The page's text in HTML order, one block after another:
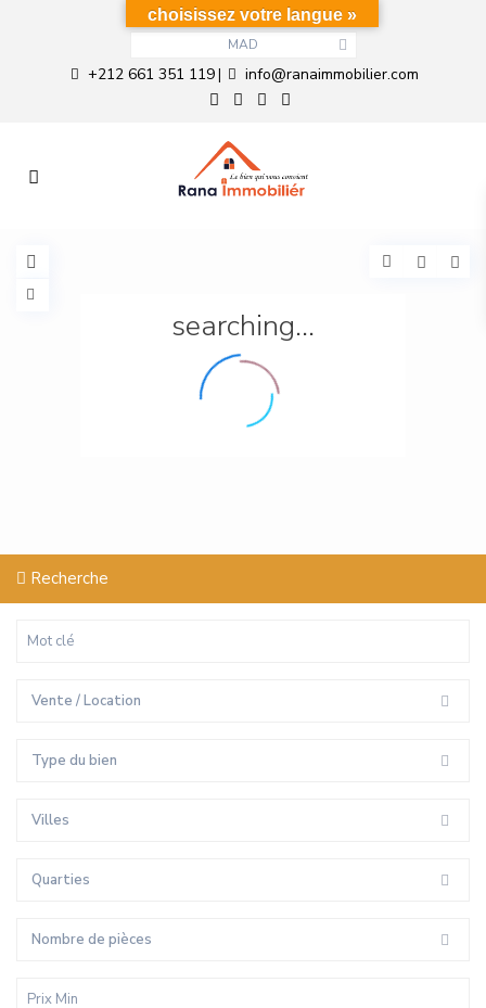
MAD
+212 661 351 119| info@ranaimmobilier.com
searching...
Recherche
Vente / Location
Type du bien
Villes
Quarties
Nombre de pièces
choisissez votre langue »